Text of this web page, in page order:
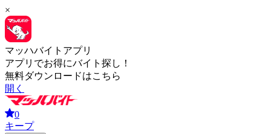
×
マッハバイトアプリ
アプリでお得にバイト探し！
無料ダウンロードはこちら
開く
0
キープ